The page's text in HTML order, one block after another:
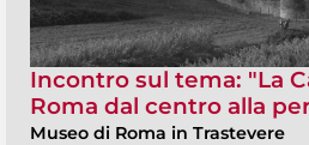
Incontro sul tema: "La
Roma dal centro alla
Museo di Roma in Trastevere